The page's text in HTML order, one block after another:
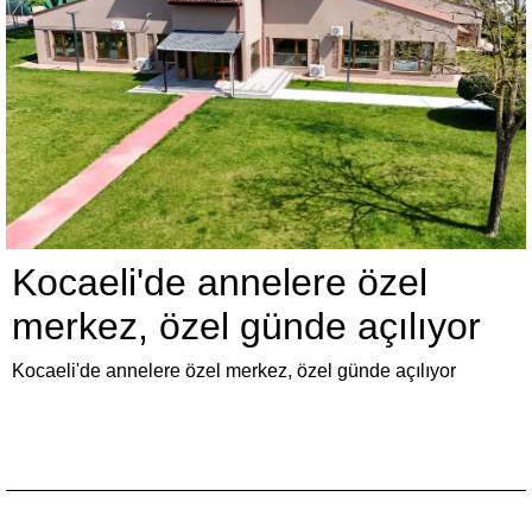
Kocaeli'de annelere özel
merkez, özel günde açılıyor
Kocaeli'de annelere özel merkez, özel günde açılıyor